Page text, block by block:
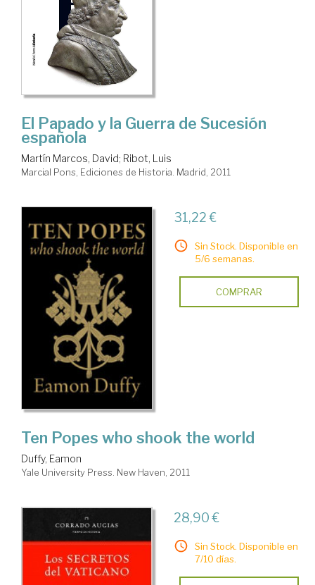
El Papado y la Guerra de Sucesión
española
Martín Marcos, David; Ribot, Luis
Marcial Pons, Ediciones de Historia. Madrid, 2011
31,22 €
Sin Stock. Disponible en
5/6 semanas.
COMPRAR
Ten Popes who shook the world
Duffy, Eamon
Yale University Press. New Haven, 2011
28,90 €
Sin Stock. Disponible en
7/10 días.